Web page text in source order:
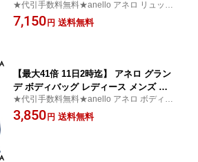
容量 anello GRANDE 10ポケット おし
ゃれ 40L 大人 PC ノートパソコン ノー
★代引手数料無料★anello アネロ リュック
サック 通学リュック カジュアル 撥水
7,150 円 送料無料
【最大41倍 11日2時迄】 アネロ グラン
デ ボディバッグ レディース メンズ 大
容量 anello GRANDE 斜めがけ 大きめ
かわいい ブランド ワンショルダーバッ
★代引手数料無料★anello アネロ ボディー
バッグ 縦型 クロスボディバッグ
3,850 円 送料無料